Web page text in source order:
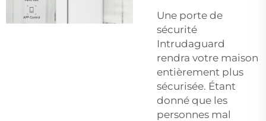
Une porte de
sécurité
Intrudaguard
rendra votre maison
entièrement plus
sécurisée. Étant
donné que les
personnes mal